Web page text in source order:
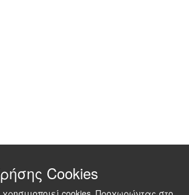
Cookies